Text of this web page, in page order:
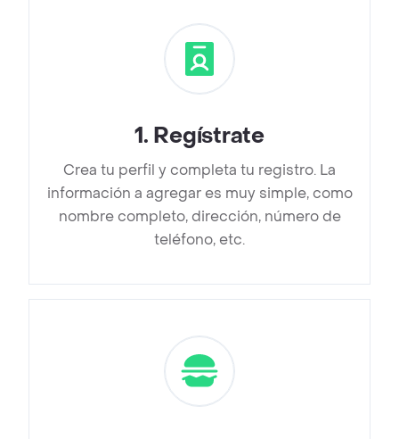
1. Regístrate
Crea tu perfil y completa tu registro. La
información a agregar es muy simple, como
nombre completo, dirección, número de
teléfono, etc.